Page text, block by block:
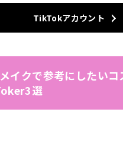
TikTokアカウント
イクで参考にしたいコ
選